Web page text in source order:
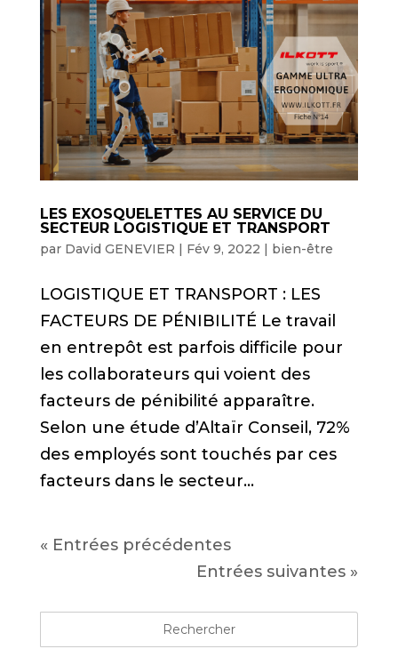
LES EXOSQUELETTES AU SERVICE DU
SECTEUR LOGISTIQUE ET TRANSPORT
par David GENEVIER | Fév 9, 2022 | bien-être
LOGISTIQUE ET TRANSPORT : LES
FACTEURS DE PÉNIBILITÉ Le travail
en entrepôt est parfois difficile pour
les collaborateurs qui voient des
facteurs de pénibilité apparaître.
Selon une étude d’Altaïr Conseil, 72%
des employés sont touchés par ces
facteurs dans le secteur...
« Entrées précédentes
Entrées suivantes »